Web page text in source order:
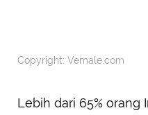
Copyright: Vemale.com
Lebih dari 65% orang